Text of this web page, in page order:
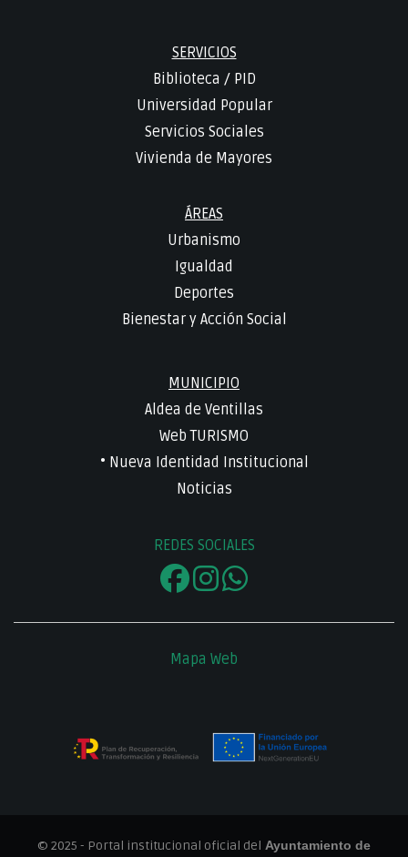
SERVICIOS
Biblioteca / PID
Universidad Popular
Servicios Sociales
Vivienda de Mayores
ÁREAS
Urbanismo
Igualdad
Deportes
Bienestar y Acción Social
MUNICIPIO
Aldea de Ventillas
Web TURISMO
• Nueva Identidad Institucional
Noticias
REDES SOCIALES
Mapa Web
© 2025 - Portal institucional oficial del Ayuntamiento de